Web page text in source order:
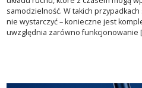
samodzielność. W takich
nie wystarczyć – konieczne jest
uwzględnia zarówno funkcjonowanie